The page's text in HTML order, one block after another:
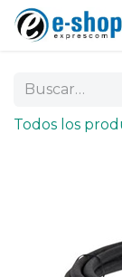
Todos los